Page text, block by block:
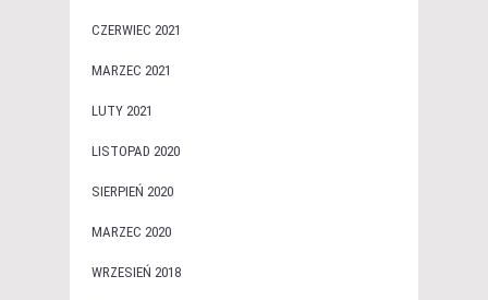
CZERWIEC 2021
MARZEC 2021
LUTY 2021
LISTOPAD 2020
SIERPIEŃ 2020
MARZEC 2020
WRZESIEŃ 2018